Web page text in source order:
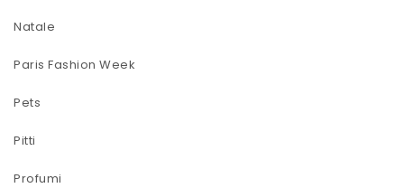
Natale
Paris Fashion Week
Pets
Pitti
Profumi